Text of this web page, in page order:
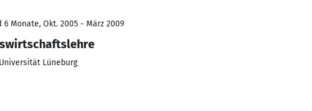
6 Monate, Okt. 2005 - März 2009
Lüneburg